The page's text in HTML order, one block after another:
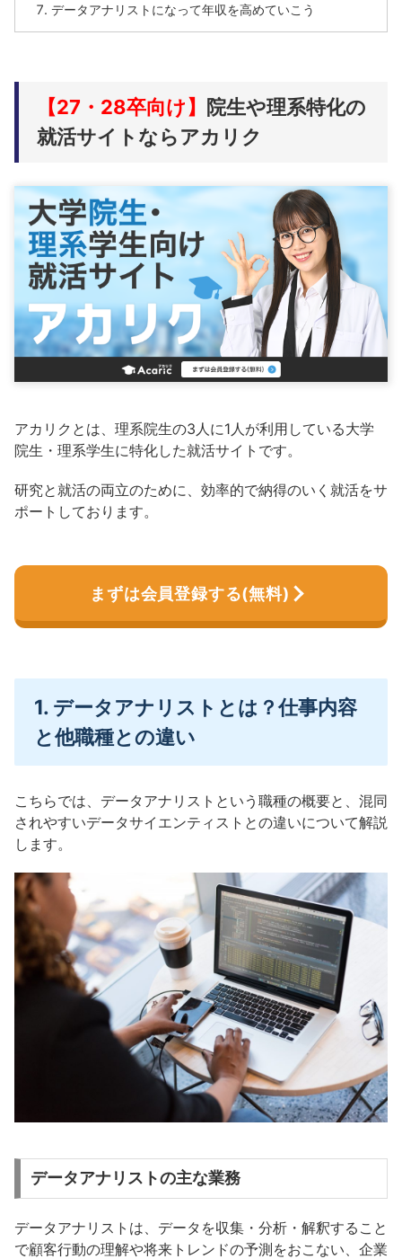
データアナリストになって年収を高めていこう
【27・28卒向け】
院生や理系特化の
就活サイトならアカリク
アカリクとは、理系院生の3人に1人が利用している大学
院生・理系学生に特化した就活サイトです。
研究と就活の両立のために、効率的で納得のいく就活をサ
ポートしております。
まずは会員登録する(無料)
1. データアナリストとは？仕事内容
と他職種との違い
こちらでは、データアナリストという職種の概要と、混同
されやすいデータサイエンティストとの違いについて解説
します。
データアナリストの主な業務
データアナリストは、データを収集・分析・解釈すること
で顧客行動の理解や将来トレンドの予測をおこない、企業